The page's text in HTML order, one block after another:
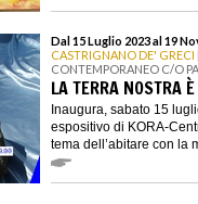
Dal 15 Luglio 2023 al 19
CASTRIGNANO DE' GRECI
CONTEMPORANEO C/O
LA TERRA NOSTRA
Inaugura, sabato 15
espositivo di KORA-
tema dell’abitare con la